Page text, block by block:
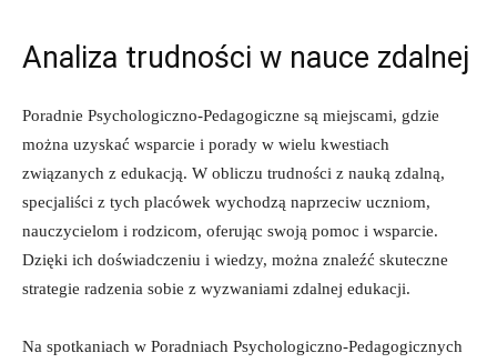
Analiza trudności‌ w nauce​ zdalnej
Poradnie⁢ Psychologiczno-Pedagogiczne są miejscami, gdzie
można uzyskać ⁤wsparcie‌ i ‍porady ⁣w wielu kwestiach
związanych z edukacją. W obliczu trudności z nauką zdalną,
specjaliści z tych placówek wychodzą naprzeciw uczniom,
⁣nauczycielom i rodzicom, oferując swoją pomoc i ⁤wsparcie.
‌Dzięki⁤ ich‌ doświadczeniu i wiedzy,⁤ można znaleźć skuteczne
⁣strategie radzenia sobie z wyzwaniami ​zdalnej edukacji.
Na⁣ spotkaniach‍ w Poradniach Psychologiczno-Pedagogicznych